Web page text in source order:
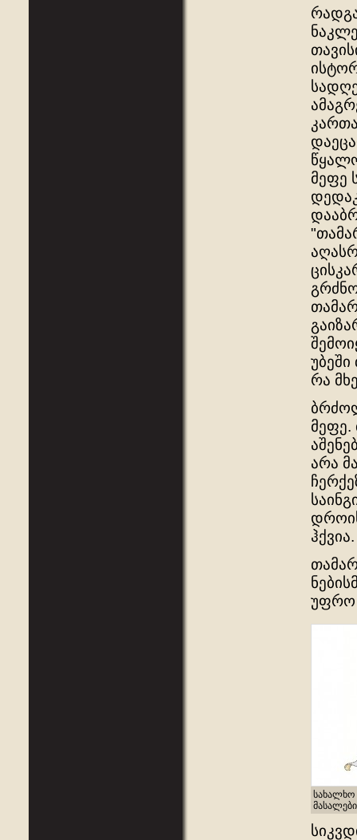
მეფე
რა
მეფე.
არა
ჰქვია.
უფრო
სახალხო